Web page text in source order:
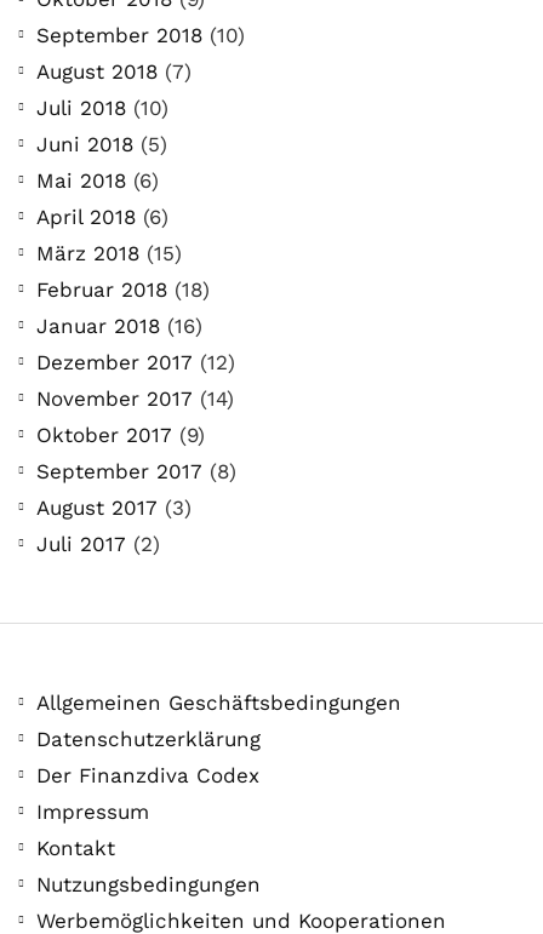
September 2018 (10)
August 2018 (7)
Juli 2018 (10)
Juni 2018 (5)
Mai 2018 (6)
April 2018 (6)
März 2018 (15)
Februar 2018 (18)
Januar 2018 (16)
Dezember 2017 (12)
November 2017 (14)
Oktober 2017 (9)
September 2017 (8)
August 2017 (3)
Juli 2017 (2)
Allgemeinen Geschäftsbedingungen
Datenschutzerklärung
Der Finanzdiva Codex
Impressum
Kontakt
Nutzungsbedingungen
Werbemöglichkeiten und Kooperationen